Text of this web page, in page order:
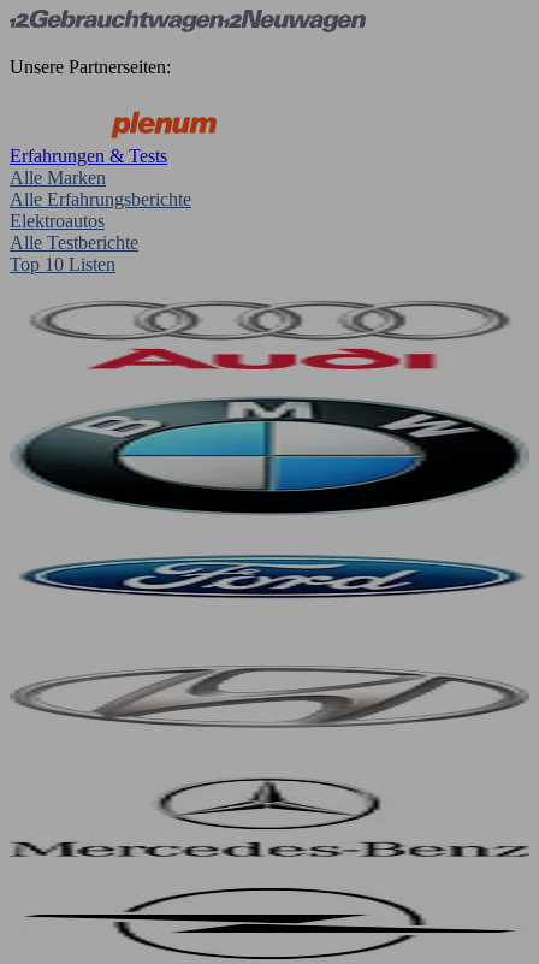
Unsere Partnerseiten:
Erfahrungen & Tests
Alle Marken
Alle Erfahrungsberichte
Elektroautos
Alle Testberichte
Top 10 Listen